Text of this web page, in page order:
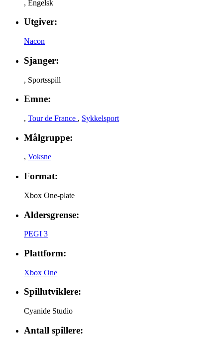
, Engelsk
Utgiver:
Nacon
Sjanger:
, Sportsspill
Emne:
, Tour de France , Sykkelsport
Målgruppe:
, Voksne
Format:
Xbox One-plate
Aldersgrense:
PEGI 3
Plattform:
Xbox One
Spillutviklere:
Cyanide Studio
Antall spillere: